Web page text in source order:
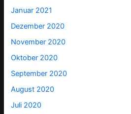
Januar 2021
Dezember 2020
November 2020
Oktober 2020
September 2020
August 2020
Juli 2020